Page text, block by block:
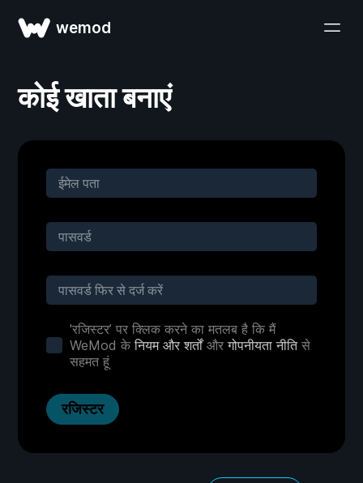
wemod
कोई खाता बनाएं
रजिस्टर
'रजिस्टर’ पर क्लिक करने का मतलब है कि मैं
WeMod केनियम और शर्तोंऔरगोपनीयता नीतिसे
सहमत हूं